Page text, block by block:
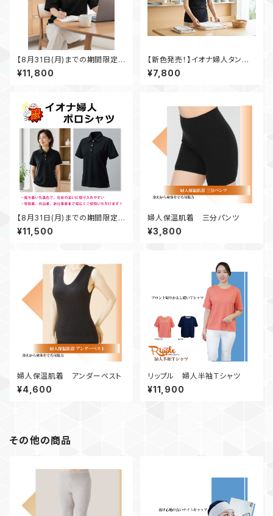
【8月31日(月)までの期間限定
商品】スタンドネックシャツ 黒
¥11,800
【新色発売！】イオナ婦人タンクト
ップ 黒
¥7,800
【8月31日(月)までの期間限定
商品】イオナ婦人ポロシャツ 黒
¥11,500
婦人保温肌着 三分パンツ
¥3,800
婦人保温肌着 アンダーベスト
¥4,600
リップル 婦人半袖Ｔシャツ
¥11,900
その他の商品